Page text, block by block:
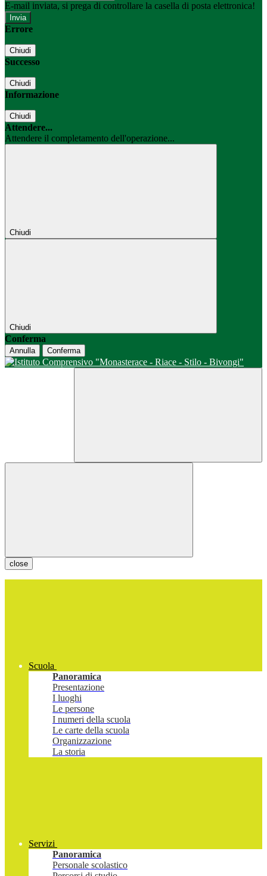
E-mail inviata, si prega di controllare la casella di posta elettronica!
Errore
Chiudi
Successo
Chiudi
Informazione
Chiudi
Attendere...
Attendere il completamento dell'operazione...
Chiudi
Chiudi
Conferma
Annulla Conferma
close
Scuola
Panoramica
Presentazione
I luoghi
Le persone
I numeri della scuola
Le carte della scuola
Organizzazione
La storia
Servizi
Panoramica
Personale scolastico